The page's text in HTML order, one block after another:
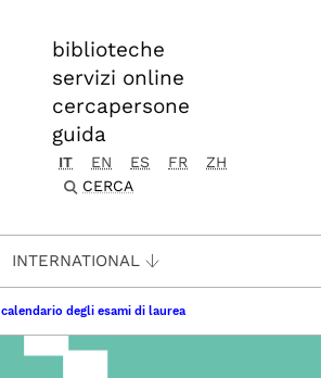
biblioteche
servizi online
cercapersone
guida
IT EN ES FR
ZH
CERCA
INTERNATIONAL
calendario degli esami di laurea